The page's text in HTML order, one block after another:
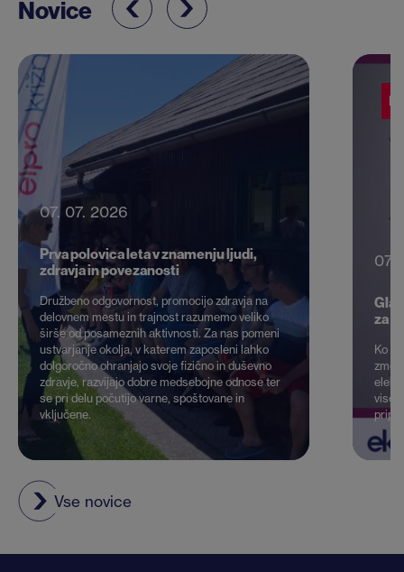
Novice
07. 07. 2026
Prva polovica leta v znamenju ljudi,
zdravja in povezanosti
Družbeno odgovornost, promocijo zdravja na
delovnem mestu in trajnost razumemo veliko
širše od posameznih aktivnosti. Za nas pomeni
ustvarjanje okolja, v katerem zaposleni lahko
dolgoročno ohranjajo svoje fizično in duševno
zdravje, razvijajo dobre medsebojne odnose ter
se pri delu počutijo varne, spoštovane in
vključene.
07.
za
Ko
Vse novice